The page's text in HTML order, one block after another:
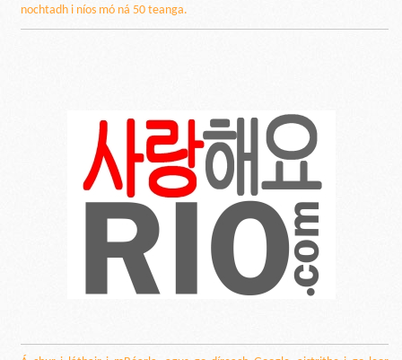
nochtadh i níos mó ná 50 teanga.